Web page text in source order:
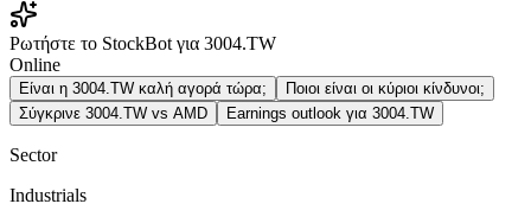
Ρωτήστε το StockBot για 3004.TW
Online
Είναι η 3004.TW καλή αγορά τώρα;
Ποιοι είναι οι κύριοι κίνδυνοι;
Σύγκρινε 3004.TW vs AMD
Earnings outlook για 3004.TW
Sector
Industrials